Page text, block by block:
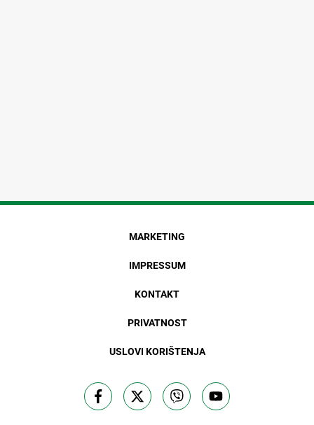
MARKETING
IMPRESSUM
KONTAKT
PRIVATNOST
USLOVI KORIŠTENJA